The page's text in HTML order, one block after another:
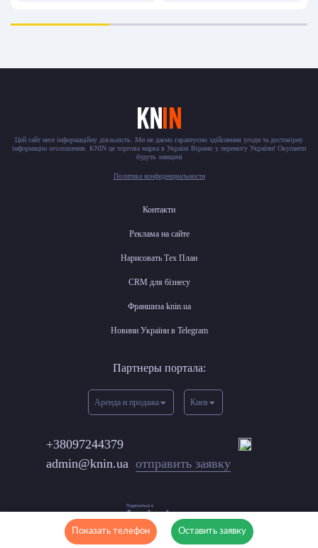
Показать телефон Оставить заявку
Цей сайт несе інформаційну діяльність. Ми не даємо гарантуємо здійснення угоди та достовірну
інформацію оголошення. KNIN це торгова марка в Україні Віримо у перемогу України! Окупанти
будуть знищені
Политика конфиденциальности
Контакти
Реклама на сайте
Нарисовать Тех План
CRM для бізнесу
Франшиза knin.ua
Новини України в Telegram
Партнеры портала:
Аренда и продажа Киев
+38097244379
admin@knin.ua отправить заявку